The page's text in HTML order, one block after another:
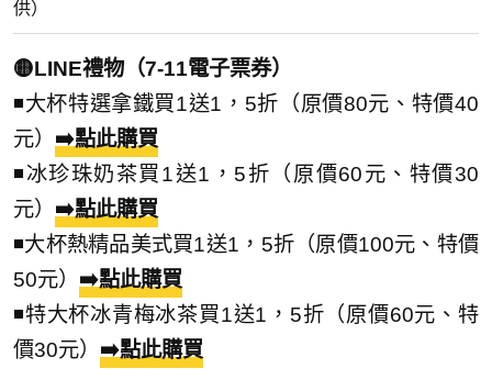
供）
🟡LINE禮物（7-11電子票券）
◾大杯特選拿鐵買1送1，5折（原價80元、特價40
元） ➡️點此購買
◾冰珍珠奶茶買1送1，5折（原價60元、特價30
元） ➡️點此購買
◾大杯熱精品美式買1送1，5折（原價100元、特價
50元） ➡️點此購買
◾特大杯冰青梅冰茶買1送1，5折（原價60元、特
價30元） ➡️點此購買